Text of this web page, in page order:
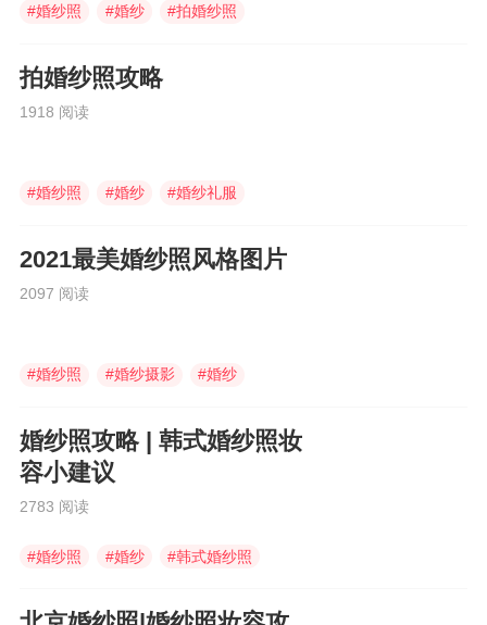
#婚纱照 #婚纱 #拍婚纱照
拍婚纱照攻略
1918 阅读
#婚纱照 #婚纱 #婚纱礼服
2021最美婚纱照风格图片
2097 阅读
#婚纱照 #婚纱摄影 #婚纱
婚纱照攻略 | 韩式婚纱照妆
容小建议
2783 阅读
#婚纱照 #婚纱 #韩式婚纱照